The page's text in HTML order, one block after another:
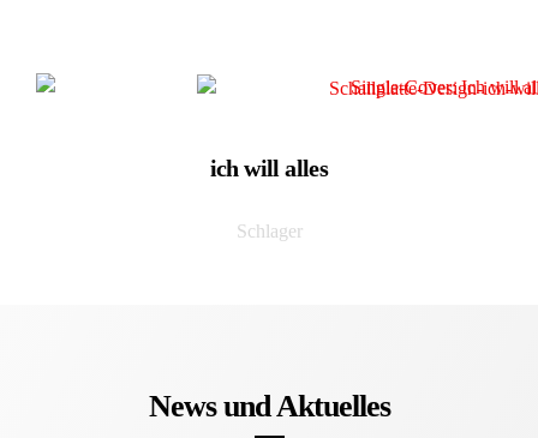
ich will alles
Schlager
News und Aktuelles